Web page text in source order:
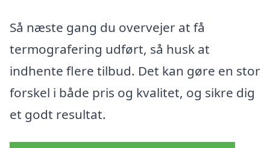
Så næste gang du overvejer at få
termografering udført, så husk at
indhente flere tilbud. Det kan gøre en stor
forskel i både pris og kvalitet, og sikre dig
et godt resultat.